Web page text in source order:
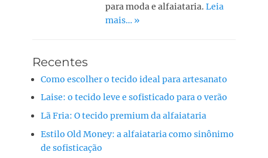
para moda e alfaiataria.Leia
mais… »
Recentes
Como escolher o tecido ideal para artesanato
Laise: o tecido leve e sofisticado para o verão
Lã Fria: O tecido premium da alfaiataria
Estilo Old Money: a alfaiataria como sinônimo
de sofisticação